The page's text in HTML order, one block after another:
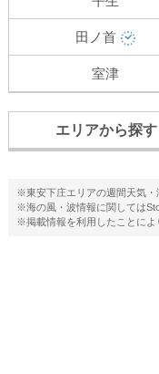
田ノ首
室津
エリアから探す
※東安下庄エリアの週間天気・
※海の風・波情報に関しては
※掲載情報を利用したことによ